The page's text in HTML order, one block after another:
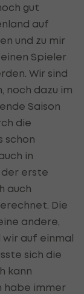
gut
auf
und zu mir
Spieler
Wir sind
noch dazu im
Saison
die
schon
in
der erste
auch
Die
andere,
wir auf einmal
sich die
kann
habe immer